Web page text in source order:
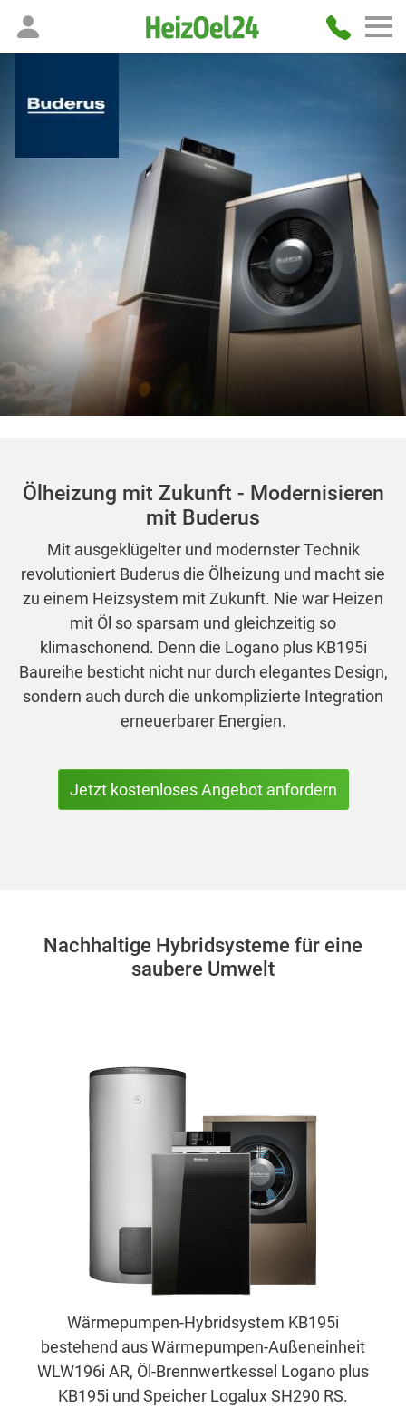
Ölheizung mit Zukunft - Modernisieren
mit Buderus
Mit ausgeklügelter und modernster Technik
revolutioniert Buderus die Ölheizung und macht sie
zu einem Heizsystem mit Zukunft. Nie war Heizen
mit Öl so sparsam und gleichzeitig so
klimaschonend. Denn die Logano plus KB195i
Baureihe besticht nicht nur durch elegantes Design,
sondern auch durch die unkomplizierte Integration
erneuerbarer Energien.
Jetzt kostenloses Angebot anfordern
Nachhaltige Hybridsysteme für eine
saubere Umwelt
Wärmepumpen-Hybridsystem KB195i
bestehend aus Wärmepumpen-Außeneinheit
WLW196i AR, Öl-Brennwertkessel Logano plus
KB195i und Speicher Logalux SH290 RS.